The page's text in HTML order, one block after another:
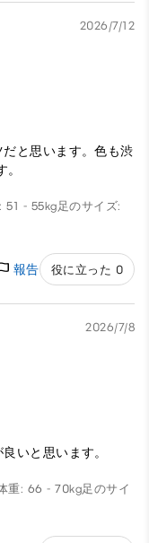
2026/7/12
と思います。色も渋
51 - 55kg足のサイズ:
報告 役に立った 0
2026/7/8
いと思います。
重: 66 - 70kg足のサイ